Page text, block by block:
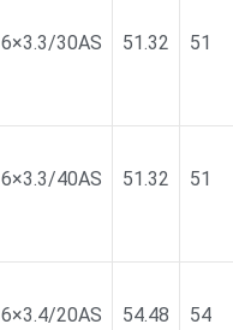
6×3.3/30AS 51.32 51
6×3.3/40AS 51.32 51
6×3.4/20AS 54.48 54